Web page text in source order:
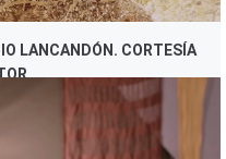
LANCANDÓN. CORTESÍA